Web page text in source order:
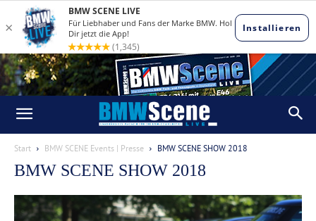
Start BMW SCENE Events | Presse BMW SCENE SHOW 2018
BMW SCENE SHOW 2018